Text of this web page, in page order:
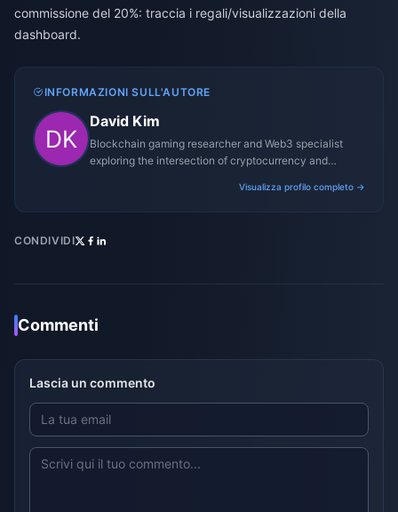
commissione del 20%: traccia i regali/visualizzazioni della
dashboard.
INFORMAZIONI SULL'AUTORE
David Kim
Blockchain gaming researcher and Web3 specialist
exploring the intersection of cryptocurrency and
Visualizza profilo completo →
CONDIVIDI
Commenti
Lascia un commento